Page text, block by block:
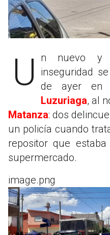
Un nuevo y violento episodio de
inseguridad
de ayer en
Luzuriaga, al
Matanza: dos
un policía cuando
repositor que
supermercado.
image.png